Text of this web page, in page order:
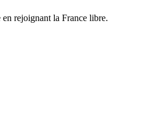
rejoignant la France libre.